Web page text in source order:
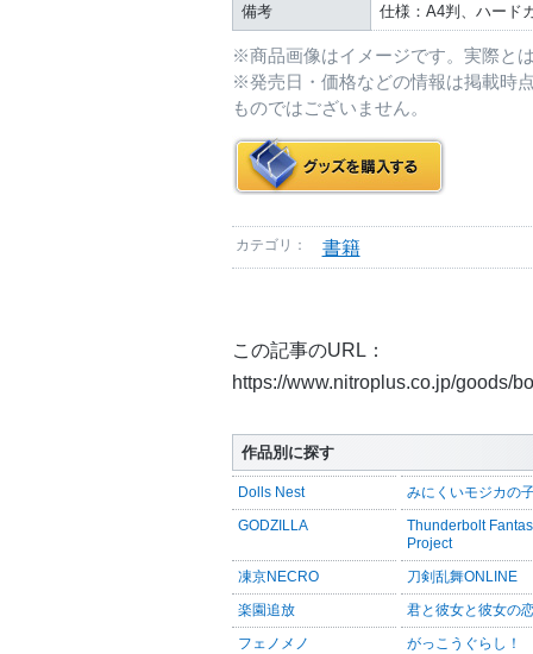
備考 仕様：A4判、ハード
※商品画像はイメージです。実際と
※発売日・価格などの情報は掲載時
ものではございません。
カテゴリ： 書籍
この記事のURL：
https://www.nitroplus.co.jp/goods/
作品別に探す
Dolls Nest みにくいモジカの
GODZILLA
Thunderbolt
Project
凍京NECRO 刀剣乱舞ONLINE
楽園追放 君と彼女と彼女の
フェノメノ がっこうぐらし！